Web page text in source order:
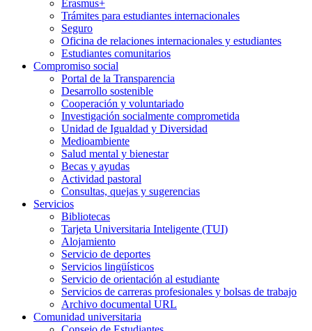
Erasmus+
Trámites para estudiantes internacionales
Seguro
Oficina de relaciones internacionales y estudiantes
Estudiantes comunitarios
Compromiso social
Portal de la Transparencia
Desarrollo sostenible
Cooperación y voluntariado
Investigación socialmente comprometida
Unidad de Igualdad y Diversidad
Medioambiente
Salud mental y bienestar
Becas y ayudas
Actividad pastoral
Consultas, quejas y sugerencias
Servicios
Bibliotecas
Tarjeta Universitaria Inteligente (TUI)
Alojamiento
Servicio de deportes
Servicios lingüísticos
Servicio de orientación al estudiante
Servicios de carreras profesionales y bolsas de trabajo
Archivo documental URL
Comunidad universitaria